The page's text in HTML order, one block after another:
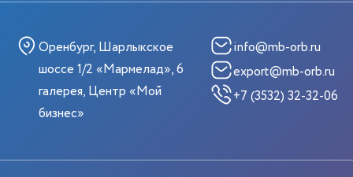
Оренбург, Шарлыкское
шоссе 1/2 «Мармелад», 6
галерея, Центр «Мой
бизнес»
info@mb-orb.ru
export@mb-orb.ru
+7 (3532) 32-32-06